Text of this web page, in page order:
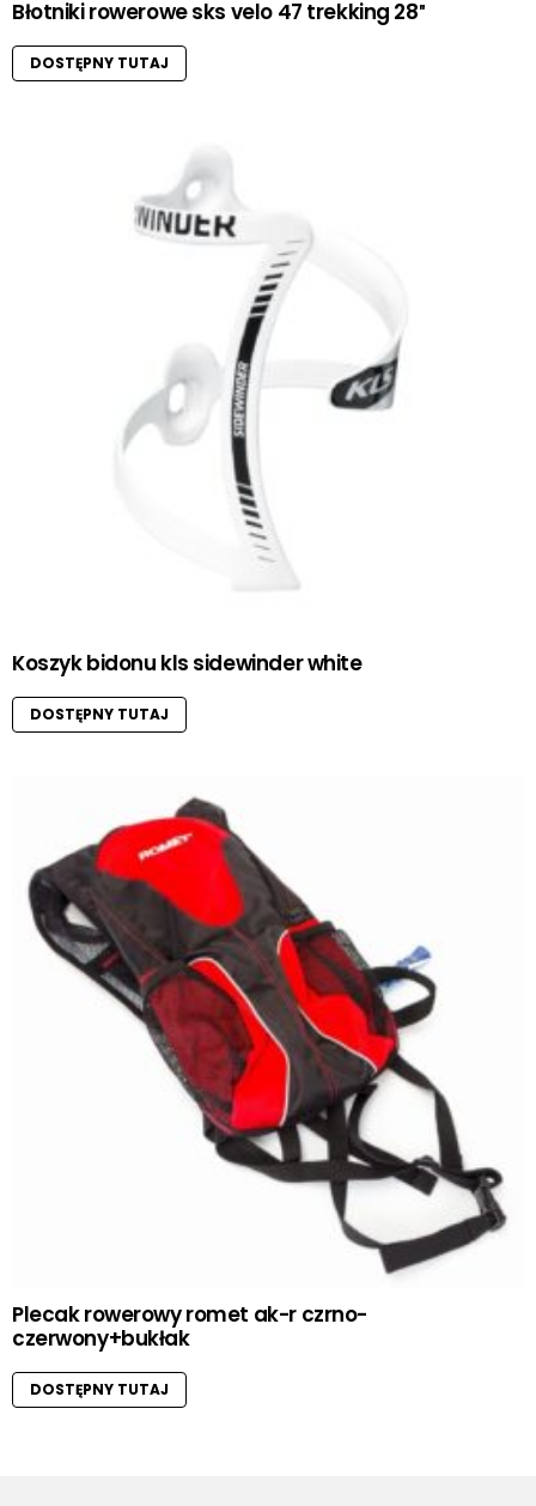
Błotniki rowerowe sks velo 47 trekking 28″
DOSTĘPNY TUTAJ
Koszyk bidonu kls sidewinder white
DOSTĘPNY TUTAJ
Plecak rowerowy romet ak-r czrno-
czerwony+bukłak
DOSTĘPNY TUTAJ